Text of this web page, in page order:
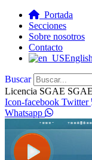
Portada
Secciones
Sobre nosotros
Contacto
English
Buscar
Licencia SGAE
Icon-facebook Twitter
Whatsapp